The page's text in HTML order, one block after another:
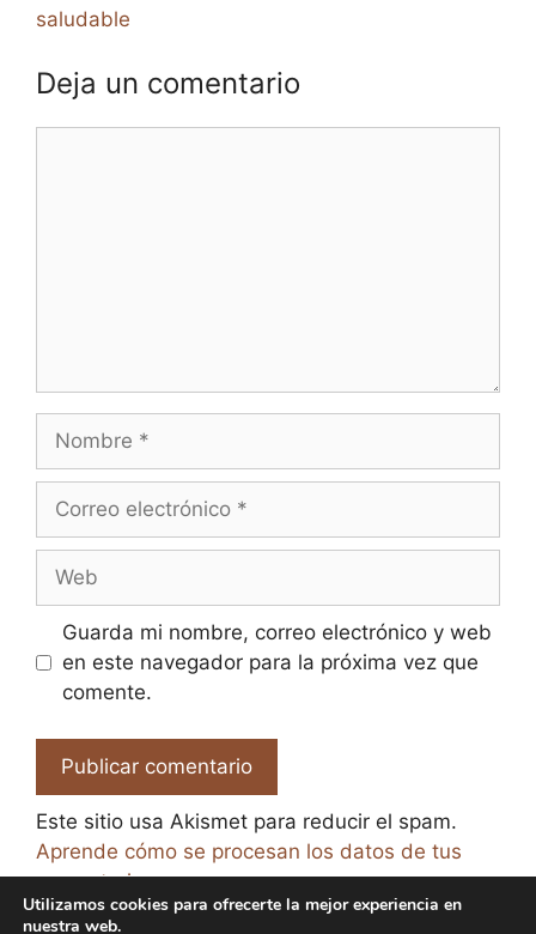
saludable
Deja un comentario
Nombre
Correo
Web
Guarda mi nombre, correo electrónico y web
en este navegador para la próxima vez que
comente.
Este sitio usa Akismet para reducir el spam.
Aprende cómo se procesan los datos de tus
comentarios.
Utilizamos cookies para ofrecerte la mejor experiencia en
nuestra web.